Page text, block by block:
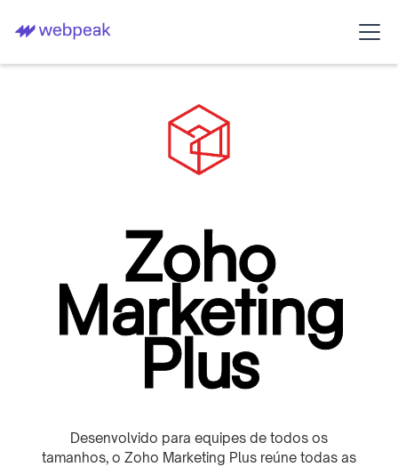
Zoho
Marketing
Plus
Desenvolvido para equipes de todos os
tamanhos, o Zoho Marketing Plus reúne todas as